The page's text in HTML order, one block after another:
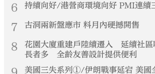
6 持續向好/港營商環境向好 PMI連續
7 古洞兩新盤應市 料月內硬撼開售
8
花園大廈重建戶陸續遷入 延續社區
長者多 全齡友善設計提供便利
美國三失系列①/伊朗戰事延宕 美國